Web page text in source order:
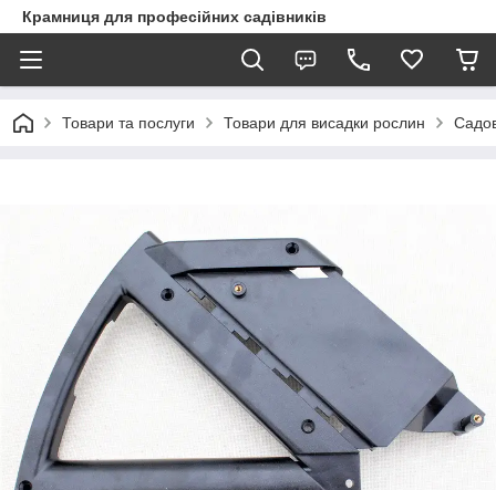
Крамниця для професійних садівників
Товари та послуги Товари для висадки рослин